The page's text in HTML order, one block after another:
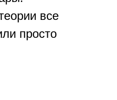
все
просто